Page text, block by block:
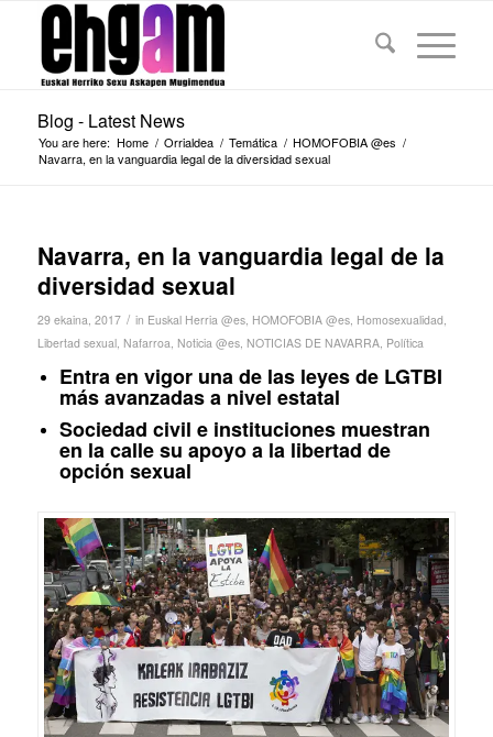
Blog - Latest News
You are here: Home / Orrialdea / Temática / HOMOFOBIA @es /
Navarra, en la vanguardia legal de la diversidad sexual
Navarra, en la vanguardia legal de la
diversidad sexual
29 ekaina, 2017 / in Euskal Herria @es, HOMOFOBIA @es, Homosexualidad,
Libertad sexual, Nafarroa, Noticia @es, NOTICIAS DE NAVARRA, Política
Entra en vigor una de las leyes de LGTBI
más avanzadas a nivel estatal
Sociedad civil e instituciones muestran
en la calle su apoyo a la libertad de
opción sexual